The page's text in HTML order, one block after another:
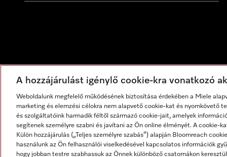
A hozzájárulást igénylő cookie-kra vonatkozó
Weboldalunk megfelelő működésének biztosítása érdekében a Miele
marketing és elemzési célokra nem alapvető cookie-kat és nyomkövető
és szolgáltatóink harmadik féltől származó cookie-jait, amelyek
segítenek személyre szabni és javítani az Ön online élményét. A cookie-
Külön hozzájárulás („Teljes személyre szabás”) alapján Bloomreach
használunk az Ön felhasználói viselkedésével kapcsolatos információk
hogy jobban testre szabhassuk az Önnek különböző csatornákon